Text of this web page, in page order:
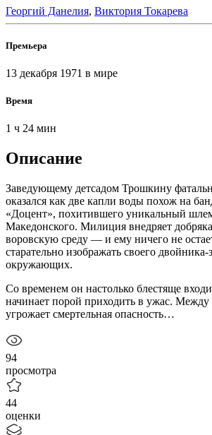
Георгий Данелия, Виктория Токарева
Премьера
13 декабря 1971 в мире
Время
1 ч 24 мин
Описание
Заведующему детсадом Трошкину
оказался как две капли воды похож на
«Доцент», похитившего уникальный
Македонского. Милиция внедряет
воровскую среду — и ему ничего не
старательно изображать своего двойника-
окружающих.
Со временем он настолько блестяще
начинает порой приходить в ужас.
угрожает смертельная опасность…
94
просмотра
44
оценки